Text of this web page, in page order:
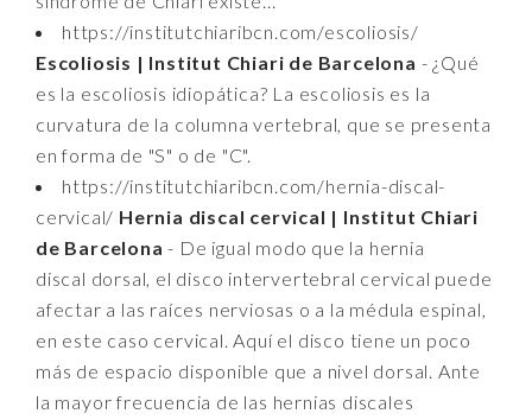
https://institutchiaribcn.com/escoliosis/
Escoliosis | Institut Chiari de Barcelona - ¿Qué
es la escoliosis idiopática? La escoliosis es la
curvatura de la columna vertebral, que se presenta
en forma de "S" o de "C".
https://institutchiaribcn.com/hernia-discal-
cervical/ Hernia discal cervical | Institut Chiari
de Barcelona - De igual modo que la hernia
discal dorsal, el disco intervertebral cervical puede
afectar a las raíces nerviosas o a la médula espinal,
en este caso cervical. Aquí el disco tiene un poco
más de espacio disponible que a nivel dorsal. Ante
la mayor frecuencia de las hernias discales